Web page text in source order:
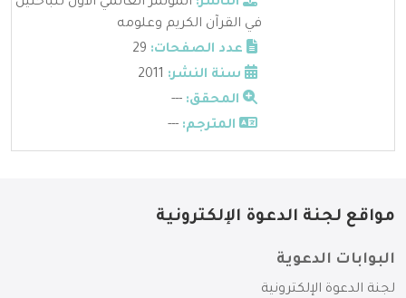
في القرآن الكريم وعلومه
عدد الصفحات:
سنة النشر:
المحقق: ---
المترجم: ---
مواقع لجنة الدعوة الإلكترونية
البوابات الدعوية
لجنة الدعوة الإلكترونية